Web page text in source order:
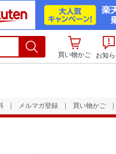
買い物かご
お知
｜ メルマガ登録 ｜ 買い物かご